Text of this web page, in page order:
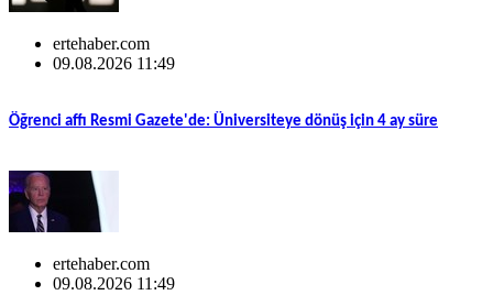
ertehaber.com
09.08.2026 11:49
Öğrenci affı Resmi Gazete'de: Üniversiteye dönüş için 4 ay süre
ertehaber.com
09.08.2026 11:49